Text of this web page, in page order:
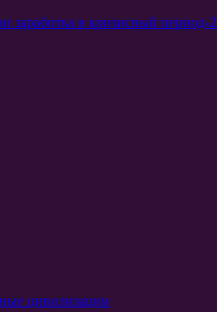
заработка в кризисный период-2
цивилизации